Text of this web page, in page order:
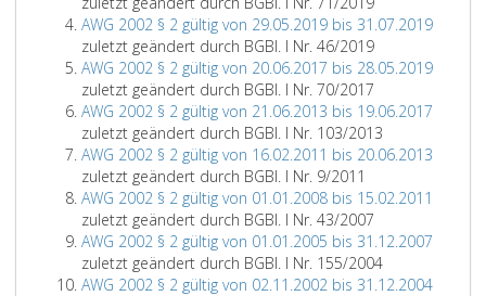
AWG 2002 § 2 gültig von 29.05.2019 bis 31.07.2019
zuletzt geändert durch BGBl. I Nr. 46/2019
AWG 2002 § 2 gültig von 20.06.2017 bis 28.05.2019
zuletzt geändert durch BGBl. I Nr. 70/2017
AWG 2002 § 2 gültig von 21.06.2013 bis 19.06.2017
zuletzt geändert durch BGBl. I Nr. 103/2013
AWG 2002 § 2 gültig von 16.02.2011 bis 20.06.2013
zuletzt geändert durch BGBl. I Nr. 9/2011
AWG 2002 § 2 gültig von 01.01.2008 bis 15.02.2011
zuletzt geändert durch BGBl. I Nr. 43/2007
AWG 2002 § 2 gültig von 01.01.2005 bis 31.12.2007
zuletzt geändert durch BGBl. I Nr. 155/2004
AWG 2002 § 2 gültig von 02.11.2002 bis 31.12.2004